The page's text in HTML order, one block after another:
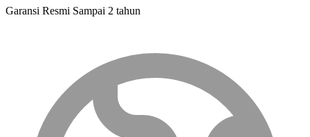
Garansi Resmi Sampai 2 tahun